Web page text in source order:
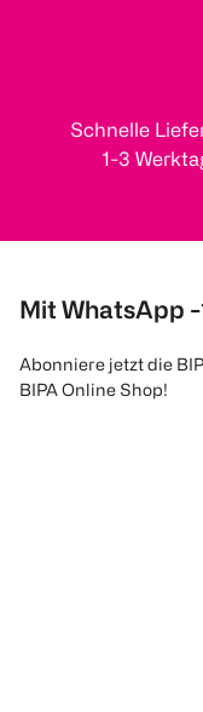
Schnelle
1-3
Mit WhatsApp
Abonniere jetzt die
BIPA Online Shop!